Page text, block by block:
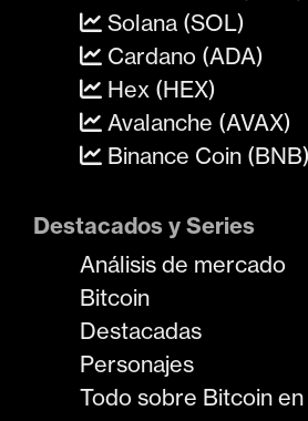
Solana (SOL)
Cardano (ADA)
Hex (HEX)
Avalanche (AVAX)
Binance Coin (BNB)
Destacados y Series
Análisis de mercado
Bitcoin
Destacadas
Personajes
Todo sobre Bitcoin